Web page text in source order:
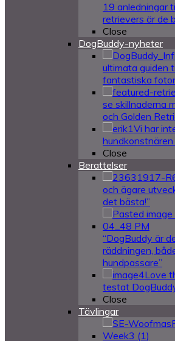
19 anledningar
retrievers är de
Close
DogBuddy-nyheter
ultimata guiden
fantastiska
se skillnaderna
och Golden
Vi har
hundkonstnären
Close
Berattelser
och ägare
det bästa!”
“DogBuddy är
räddningen,
hundpassare”
Love
testat
Close
Tävlingar